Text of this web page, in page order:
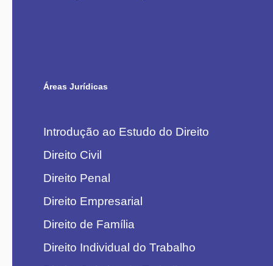
Áreas Jurídicas
Introdução ao Estudo do Direito
Direito Civil
Direito Penal
Direito Empresarial
Direito de Família
Direito Individual do Trabalho